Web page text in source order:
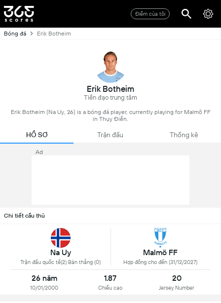
Điểm của tôi
Bóng đá Erik Botheim
Erik Botheim
Tiền đạo trung tâm
Erik Botheim (Na Uy, 26) is a bóng đá player, currently playing for Malmö FF
in Thụy Điển.
HỒ SƠ Trận đấu Thống kê
Ad
Chi tiết cầu thủ
Na Uy
Trận đấu quốc tế(2) Bàn thắng (0)
Malmö FF
Hợp đồng cho đến (31/12/2027)
26 năm
10/01/2000
1.87
Chiều cao
20
Jersey Number